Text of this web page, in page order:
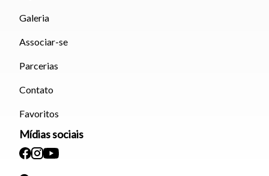
Galeria
Associar-se
Parcerias
Contato
Favoritos
Mídias sociais